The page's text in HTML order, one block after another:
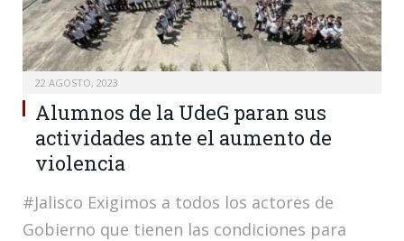
22 AGOSTO, 2023
Alumnos de la UdeG paran sus
actividades ante el aumento de
violencia
#Jalisco Exigimos a todos los actores de
Gobierno que tienen las condiciones para